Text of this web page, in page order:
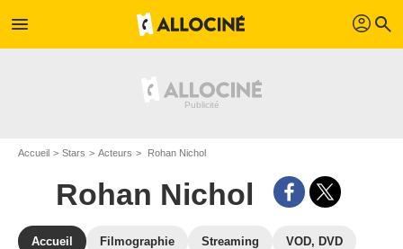
menu profil search
Accueil Stars Acteurs Rohan Nichol
Rohan Nichol
Accueil Filmographie Streaming VOD, DVD